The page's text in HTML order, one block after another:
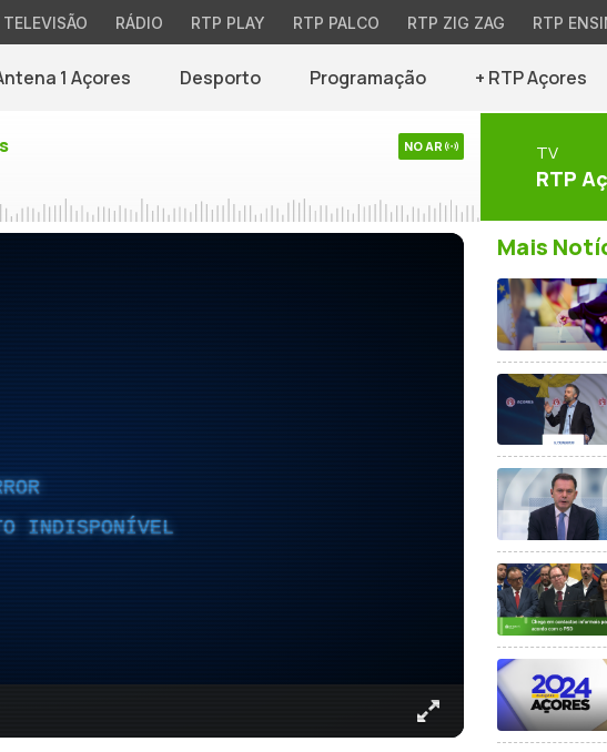
TELEVISÃO RÁDIO RTP PLAY RTP PALCO RTP ZIG ZAG RTP
1 Açores Desporto Programação + RTP Açores
NO AR TV
RTP
INDISPONÍVEL
Mais